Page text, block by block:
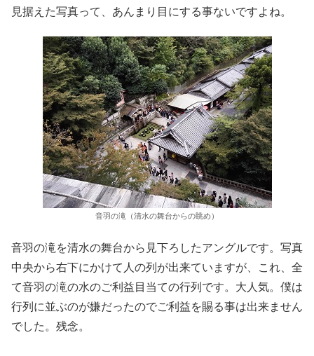
見据えた写真って、あんまり目にする事ないですよね。
音羽の滝（清水の舞台からの眺め）
音羽の滝を清水の舞台から見下ろしたアングルです。写真
中央から右下にかけて人の列が出来ていますが、これ、全
て音羽の滝の水のご利益目当ての行列です。大人気。僕は
行列に並ぶのが嫌だったのでご利益を賜る事は出来ません
でした。残念。